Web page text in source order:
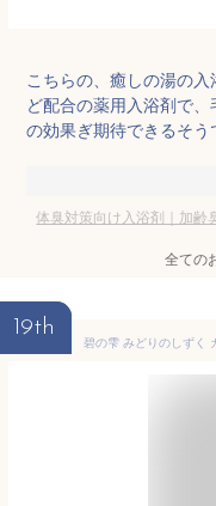
こちらの、癒しの湯の
ど配合の薬用入浴剤で
の効果ぎ期待できるそう
体臭対策向け入浴剤｜加齢
全ての
19th